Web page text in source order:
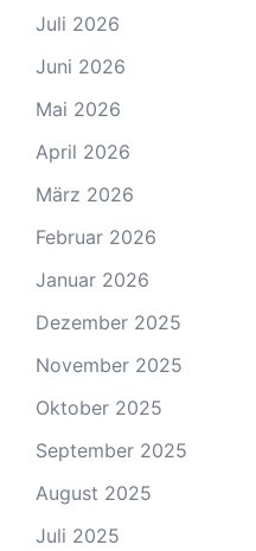
Juli 2026
Juni 2026
Mai 2026
April 2026
März 2026
Februar 2026
Januar 2026
Dezember 2025
November 2025
Oktober 2025
September 2025
August 2025
Juli 2025